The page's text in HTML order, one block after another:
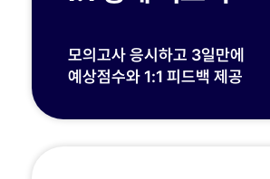
모의고사 응시하고 3일만에
예상점수와 1:1 피드백 제공